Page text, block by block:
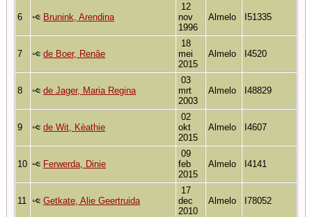
6 Brunink, Arendina
12
nov
1996
Almelo I51335
7 de Boer, Renâe
18
mei
2015
Almelo I4520
8 de Jager, Maria Regina
03
mrt
2003
Almelo I48829
9 de Wit, Kèathie
02
okt
2015
Almelo I4607
10 Ferwerda, Dinie
09
feb
2015
Almelo I4141
11 Getkate, Alie Geertruida
17
dec
2010
Almelo I78052